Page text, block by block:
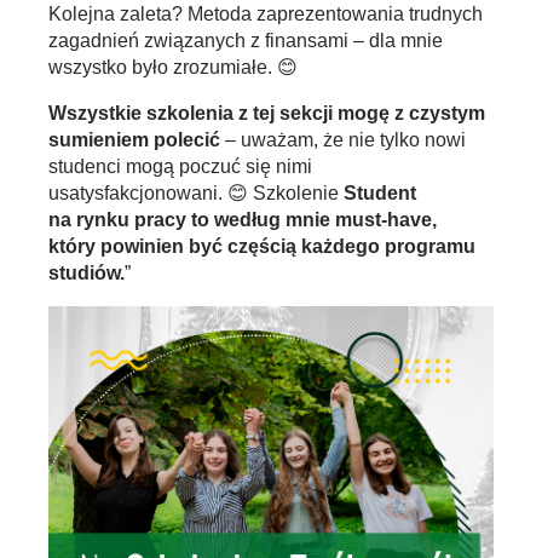
Kolejna zaleta? Metoda zaprezentowania trudnych
zagadnień związanych z finansami – dla mnie
wszystko było zrozumiałe. 😊
Wszystkie szkolenia z tej sekcji mogę z czystym
sumieniem polecić – uważam, że nie tylko nowi
studenci mogą poczuć się nimi
usatysfakcjonowani. 😊 Szkolenie Student
na rynku pracy to według mnie must-have,
który powinien być częścią każdego programu
studiów.”